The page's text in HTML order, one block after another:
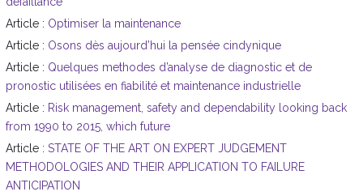
Article : Optimiser la maintenance
Article : Osons dès aujourd’hui la pensée cindynique
Article : Quelques methodes d’analyse de diagnostic et de
pronostic utilisées en fiabilité et maintenance industrielle
Article : Risk management, safety and dependability looking back
from 1990 to 2015, which future
Article :STATE OF THE ART ON EXPERT JUDGEMENT
METHODOLOGIES AND THEIR APPLICATION TO FAILURE
ANTICIPATION